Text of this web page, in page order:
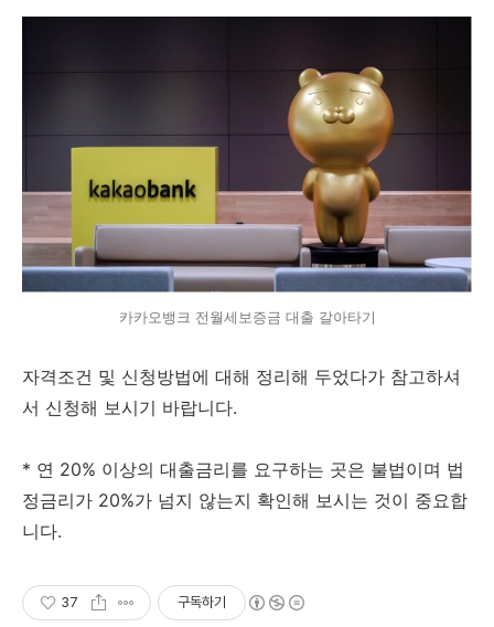
카카오뱅크 전월세보증금 대출 갈아타기
자격조건 및 신청방법에 대해 정리해 두었다가 참고하셔
서 신청해 보시기 바랍니다.
* 연 20% 이상의 대출금리를 요구하는 곳은 불법이며 법
정금리가 20%가 넘지 않는지 확인해 보시는 것이 중요합
니다.
37 구독하기